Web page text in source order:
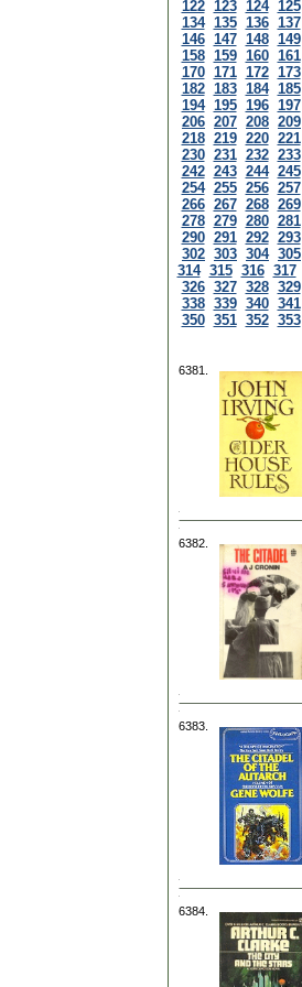
122 123 124 125
134 135 136 137
146 147 148 149
158 159 160 161
170 171 172 173
182 183 184 185
194 195 196 197
206 207 208 209
218 219 220 221
230 231 232 233
242 243 244 245
254 255 256 257
266 267 268 269
278 279 280 281
290 291 292 293
302 303 304 305
314 315 316 317
326 327 328 329
338 339 340 341
350 351 352 353
6381.
6382.
6383.
6384.